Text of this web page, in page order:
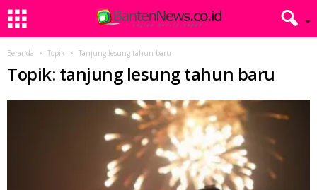
Beranda Topik Tanjung lesung tahun baru
Topik: tanjung lesung tahun baru